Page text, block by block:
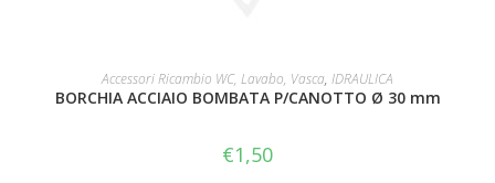
LEGGI TUTTO
Accessori Ricambio WC, Lavabo, Vasca, IDRAULICA
BORCHIA ACCIAIO BOMBATA P/CANOTTO Ø 30 mm
€1,50